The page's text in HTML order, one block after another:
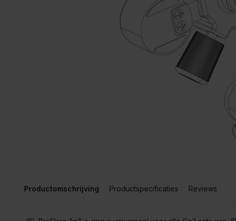
Productomschrijving Productspecificaties Reviews